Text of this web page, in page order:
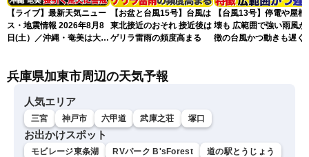
【ライブ】最新天気ニュー
ス・地震情報 2026年8月8
日(土）／沖縄・奄美は大荒
ュースLiVEコーヒータイ
【お盆と台風15号】台風は
東北接近のおそれ 接近後は
ゲリラ雷雨の頻度高まる
【台風13号】停電や屋根
壊も 広範囲で強い雨風が
徴の台風かつ動きも遅く
兵庫県加東市周辺の天気予報
人気エリア
三宮 神戸市 六甲道 武庫之荘 塚口
お出かけスポット
モビレージ東条湖 RVパーク B'sForest
道の駅とうじょう